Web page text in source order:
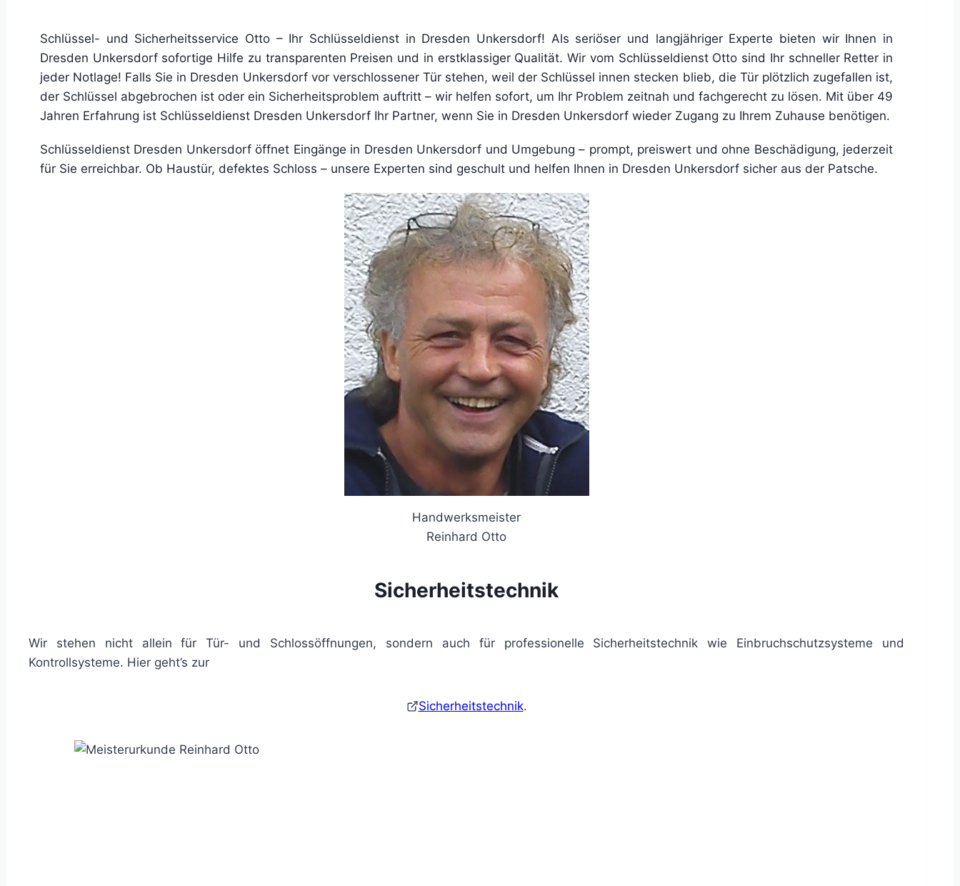
Schlüssel- und Sicherheitsservice Otto – Ihr Schlüsseldienst in Dresden Unkersdorf! Als seriöser und langjähriger Experte bieten wir Ihnen in
Dresden Unkersdorf sofortige Hilfe zu transparenten Preisen und in erstklassiger Qualität. Wir vom Schlüsseldienst Otto sind Ihr schneller Retter in
jeder Notlage! Falls Sie in Dresden Unkersdorf vor verschlossener Tür stehen, weil der Schlüssel innen stecken blieb, die Tür plötzlich zugefallen ist,
der Schlüssel abgebrochen ist oder ein Sicherheitsproblem auftritt – wir helfen sofort, um Ihr Problem zeitnah und fachgerecht zu lösen. Mit über 49
Jahren Erfahrung ist Schlüsseldienst Dresden Unkersdorf Ihr Partner, wenn Sie in Dresden Unkersdorf wieder Zugang zu Ihrem Zuhause benötigen.
Schlüsseldienst Dresden Unkersdorf öffnet Eingänge in Dresden Unkersdorf und Umgebung – prompt, preiswert und ohne Beschädigung, jederzeit
für Sie erreichbar. Ob Haustür, defektes Schloss – unsere Experten sind geschult und helfen Ihnen in Dresden Unkersdorf sicher aus der Patsche.
Handwerksmeister
Reinhard Otto
Sicherheitstechnik
Wir stehen nicht allein für Tür- und Schlossöffnungen, sondern auch für professionelle Sicherheitstechnik wie Einbruchschutzsysteme und
Kontrollsysteme. Hier geht’s zur
Sicherheitstechnik.